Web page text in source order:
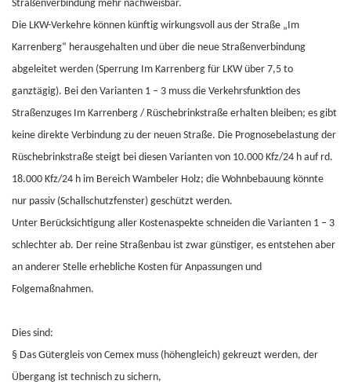
Straßenverbindung mehr nachweisbar.
Die LKW-Verkehre können künftig wirkungsvoll aus der Straße „Im
Karrenberg“ herausgehalten und über die neue Straßenverbindung
abgeleitet werden (Sperrung Im Karrenberg für LKW über 7,5 to
ganztägig). Bei den Varianten 1 – 3 muss die Verkehrsfunktion des
Straßenzuges Im Karrenberg / Rüschebrinkstraße erhalten bleiben; es gibt
keine direkte Verbindung zu der neuen Straße. Die Prognosebelastung der
Rüschebrinkstraße steigt bei diesen Varianten von 10.000 Kfz/24 h auf rd.
18.000 Kfz/24 h im Bereich Wambeler Holz; die Wohnbebauung könnte
nur passiv (Schallschutzfenster) geschützt werden.
Unter Berücksichtigung aller Kostenaspekte schneiden die Varianten 1 – 3
schlechter ab. Der reine Straßenbau ist zwar günstiger, es entstehen aber
an anderer Stelle erhebliche Kosten für Anpassungen und
Folgemaßnahmen.
Dies sind:
§ Das Gütergleis von Cemex muss (höhengleich) gekreuzt werden, der
Übergang ist technisch zu sichern,